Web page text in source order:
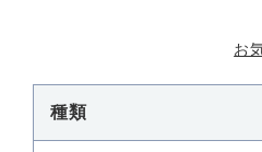
お
種類